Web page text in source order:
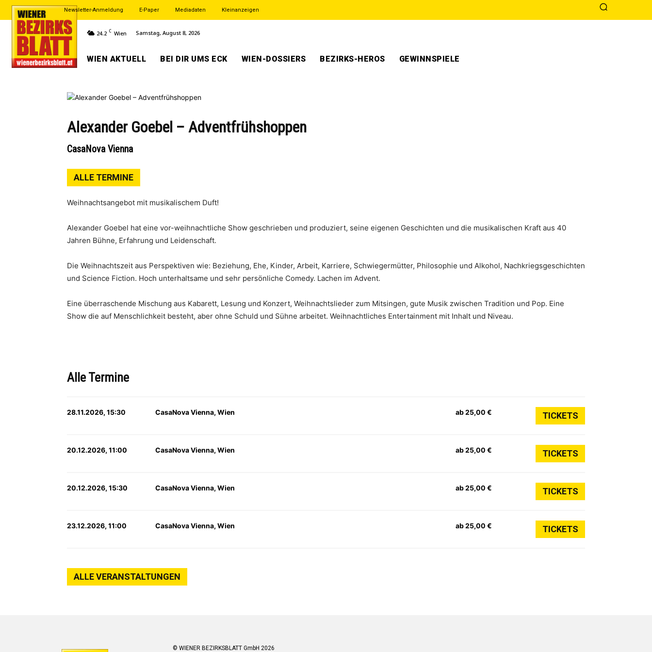
Newsletter-Anmeldung E-Paper Mediadaten Kleinanzeigen
24.2 C Wien Samstag, August 8, 2026
WIEN AKTUELL BEI DIR UMS ECK WIEN-DOSSIERS BEZIRKS-HEROS GEWINNSPIELE
Alexander Goebel – Adventfrühshoppen
CasaNova Vienna
ALLE TERMINE
Weihnachtsangebot mit musikalischem Duft!
Alexander Goebel hat eine vor-weihnachtliche Show geschrieben und produziert, seine eigenen Geschichten und die musikalischen Kraft aus 40
Jahren Bühne, Erfahrung und Leidenschaft.
Die Weihnachtszeit aus Perspektiven wie: Beziehung, Ehe, Kinder, Arbeit, Karriere, Schwiegermütter, Philosophie und Alkohol, Nachkriegsgeschichten
und Science Fiction. Hoch unterhaltsame und sehr persönliche Comedy. Lachen im Advent.
Eine überraschende Mischung aus Kabarett, Lesung und Konzert, Weihnachtslieder zum Mitsingen, gute Musik zwischen Tradition und Pop. Eine
Show die auf Menschlichkeit besteht, aber ohne Schuld und Sühne arbeitet. Weihnachtliches Entertainment mit Inhalt und Niveau.
Alle Termine
28.11.2026, 15:30 CasaNova Vienna, Wien ab 25,00 € TICKETS
20.12.2026, 11:00 CasaNova Vienna, Wien ab 25,00 € TICKETS
20.12.2026, 15:30 CasaNova Vienna, Wien ab 25,00 € TICKETS
23.12.2026, 11:00 CasaNova Vienna, Wien ab 25,00 € TICKETS
ALLE VERANSTALTUNGEN
© WIENER BEZIRKSBLATT GmbH 2026